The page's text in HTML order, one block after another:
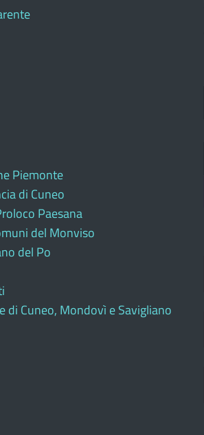
Piemonte
di Cuneo
Paesana
del Monviso
del Po
di Cuneo, Mondovì e Savigliano